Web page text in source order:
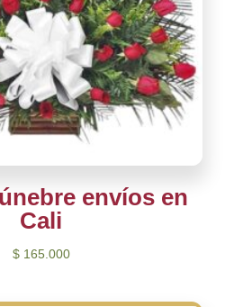
envíos en
Cali
$165.000